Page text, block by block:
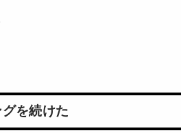
を続けた